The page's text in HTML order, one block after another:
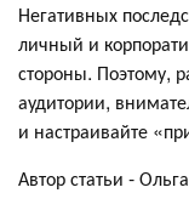
Негативных
личный и
стороны. Поэтому,
аудитории,
и настраивайте
Автор статьи -